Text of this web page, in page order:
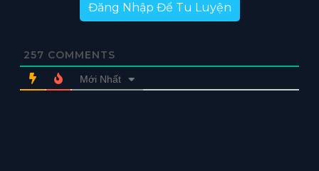
Đăng Nhập Để Tu Luyện
257 COMMENTS
Mới Nhất